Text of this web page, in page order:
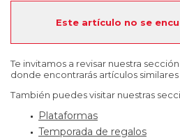
Este artículo no se
Te invitamos a revisar nuestra sección
donde encontrarás artículos
También puedes visitar nuestras
Plataformas
Temporada de regalos